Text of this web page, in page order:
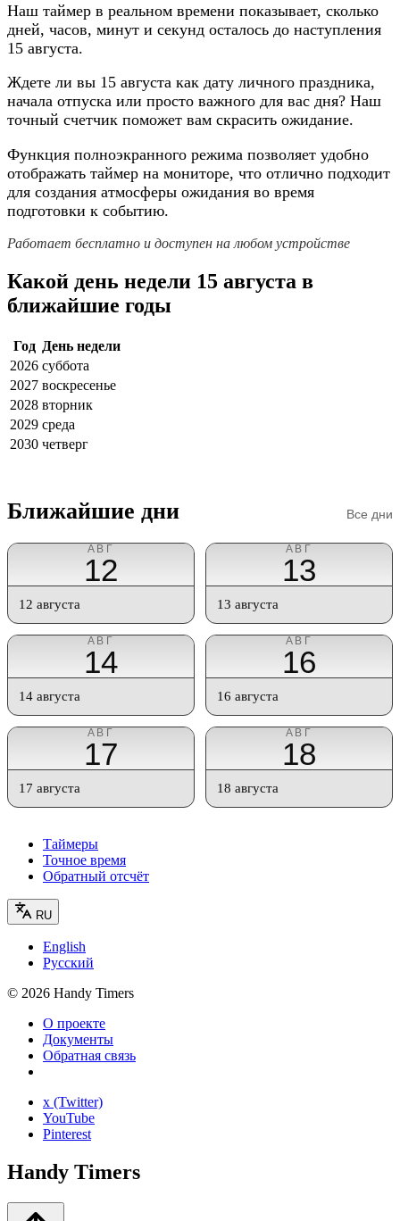
Наш таймер в реальном времени показывает, сколько
дней, часов, минут и секунд осталось до наступления
15 августа.
Ждете ли вы 15 августа как дату личного праздника,
начала отпуска или просто важного для вас дня? Наш
точный счетчик поможет вам скрасить ожидание.
Функция полноэкранного режима позволяет удобно
отображать таймер на мониторе, что отлично подходит
для создания атмосферы ожидания во время
подготовки к событию.
Работает бесплатно и доступен на любом устройстве
Какой день недели 15 августа в
ближайшие годы
Год День недели
2026 суббота
2027 воскресенье
2028 вторник
2029 среда
2030 четверг
Ближайшие дни Все дни
АВГ
12
12 августа
АВГ
13
13 августа
АВГ
14
14 августа
АВГ
16
16 августа
АВГ
17
17 августа
АВГ
18
18 августа
Таймеры
Точное время
Обратный отсчёт
RU
English
Русский
© 2026 Handy Timers
О проекте
Документы
Обратная связь
x (Twitter)
YouTube
Pinterest
Handy Timers